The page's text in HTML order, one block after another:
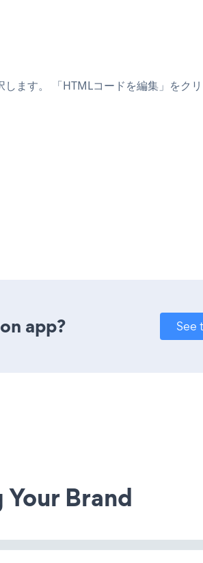
ます。 「HTMLコードを編集」をク
app? See
Brand